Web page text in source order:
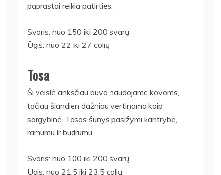
paprastai reikia patirties.
Svoris: nuo 150 iki 200 svarų
Ūgis: nuo 22 iki 27 colių
Tosa
Ši veislė anksčiau buvo naudojama kovoms,
tačiau šiandien dažniau vertinama kaip
sargybinė. Tosos šunys pasižymi kantrybe,
ramumu ir budrumu.
Svoris: nuo 100 iki 200 svarų
Ūgis: nuo 21,5 iki 23,5 colių